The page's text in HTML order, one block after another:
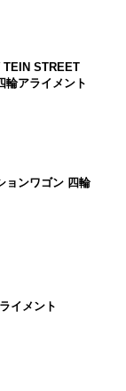
TEIN STREET
輪アライメント
ョンワゴン 四輪
イメント